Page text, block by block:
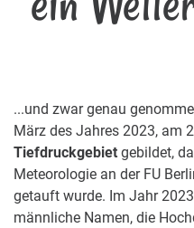
...und zwar genau
März des Jahres 2023, am
Tiefdruckgebiet gebildet,
Meteorologie an der FU
getauft wurde. Im Jahr
männliche Namen, die